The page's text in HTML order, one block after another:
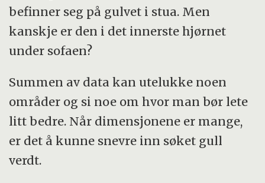
befinner seg på gulvet i stua. Men
kanskje er den i det innerste hjørnet
under sofaen?
Summen av data kan utelukke noen
områder og si noe om hvor man bør lete
litt bedre. Når dimensjonene er mange,
er det å kunne snevre inn søket gull
verdt.